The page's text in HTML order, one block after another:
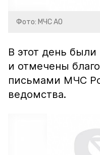
Фото: МЧС АО
В этот день
и отмечены
письмами МЧС
ведомства.